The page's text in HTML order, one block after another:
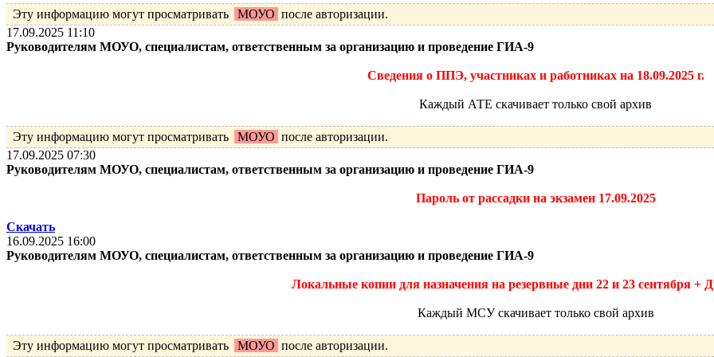
Эту информацию могут просматривать МОУО после авторизации.
17.09.2025 11:10
Руководителям МОУО, специалистам, ответственным за организацию и проведение ГИА-9
Сведения о ППЭ, участниках и работниках на 18.09.2025 г.
Каждый АТЕ скачивает только свой архив
Эту информацию могут просматривать МОУО после авторизации.
17.09.2025 07:30
Руководителям МОУО, специалистам, ответственным за организацию и проведение ГИА-9
Пароль от рассадки на экзамен 17.09.2025
Скачать
16.09.2025 16:00
Руководителям МОУО, специалистам, ответственным за организацию и проведение ГИА-9
Локальные копии для назначения на резервные дни 22 и 23 сентября +
Каждый МСУ скачивает только свой архив
Эту информацию могут просматривать МОУО после авторизации.